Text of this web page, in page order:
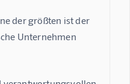
der größten ist der
Unternehmen